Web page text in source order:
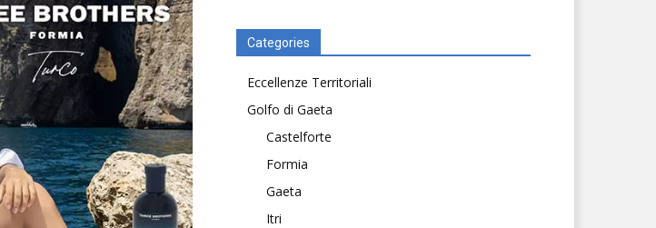
Categories
Eccellenze Territoriali
Golfo di Gaeta
Castelforte
Formia
Gaeta
Itri